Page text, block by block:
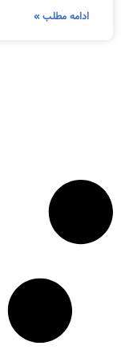
ادامه مطلب »